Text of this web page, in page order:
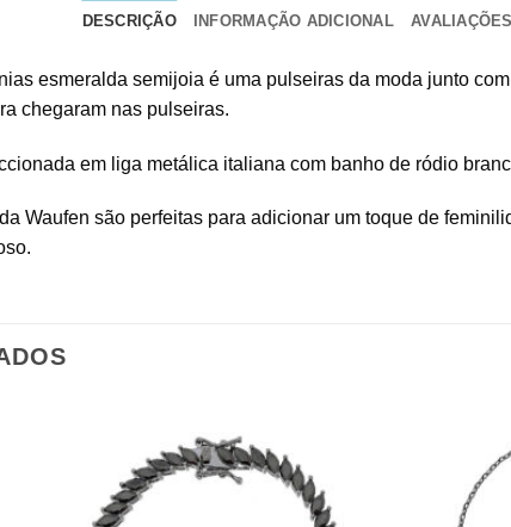
DESCRIÇÃO INFORMAÇÃO ADICIONAL
esmeralda semijoia é uma pulseiras da moda junto
chegaram nas pulseiras.
em liga metálica italiana com banho de ródio
Waufen são perfeitas para adicionar um toque de